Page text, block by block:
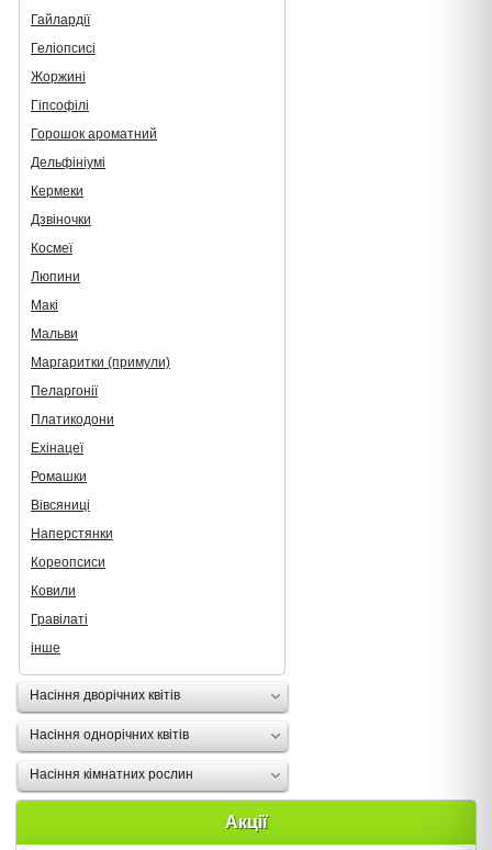
Гайлардії
Геліопсисі
Жоржині
Гіпсофілі
Горошок ароматний
Дельфініумі
Кермеки
Дзвіночки
Космеї
Люпини
Макі
Мальви
Маргаритки (примули)
Пеларгонії
Платикодони
Ехінацеї
Ромашки
Вівсяниці
Наперстянки
Кореопсиси
Ковили
Гравілаті
інше
Насіння дворічних квітів
Насіння однорічних квітів
Насіння кімнатних рослин
Акції